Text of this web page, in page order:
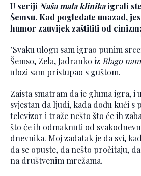
U serijiNaša mala klinikaigrali
Šemsu. Kad pogledate unazad,
humor zauvijek zaštititi od
"Svaku ulogu sam igrao punim
Šemso, Zela, Jadranko iz Blago
ulozi sam pristupao s guštom.
Zaista smatram da je gluma igra, i
svjestan da ljudi, kada dođu kući s
televizor i traže nešto što će ih
što će ih odmaknuti od
dnevnika. Moj zadatak je da svi,
da se opuste, da nešto pročitaju,
na društvenim mrežama.